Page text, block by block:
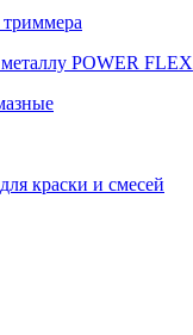
триммера
POWER FLEX
краски и смесей